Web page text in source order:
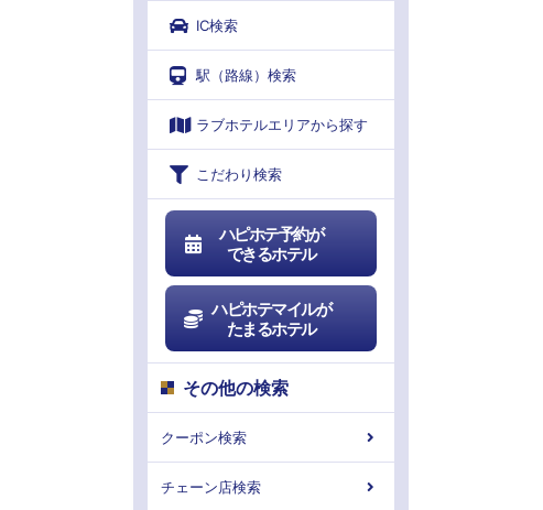
IC検索
駅（路線）検索
ラブホテルエリアから探す
こだわり検索
ハピホテ予約が
できるホテル
ハピホテマイルが
たまるホテル
その他の検索
クーポン検索
チェーン店検索